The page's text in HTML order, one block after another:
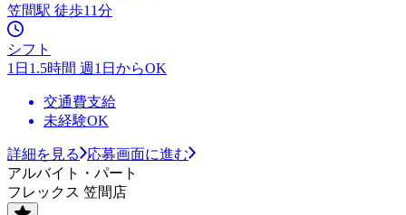
笠間駅 徒歩11分
シフト
1日1.5時間 週1日からOK
交通費支給
未経験OK
詳細を見る
応募画面に進む
アルバイト・パート
フレックス 笠間店